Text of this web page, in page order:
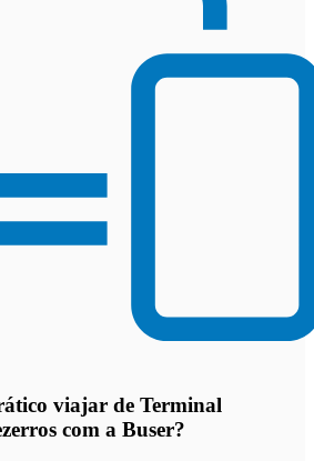
viajar de Terminal
com a Buser?